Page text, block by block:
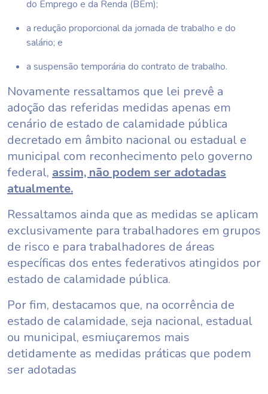
do Emprego e da Renda (BEm);
a redução proporcional da jornada de trabalho e do
salário; e
a suspensão temporária do contrato de trabalho.
Novamente ressaltamos que lei prevê a
adoção das referidas medidas apenas em
cenário de estado de calamidade pública
decretado em âmbito nacional ou estadual e
municipal com reconhecimento pelo governo
federal, assim, não podem ser adotadas
atualmente.
Ressaltamos ainda que as medidas se aplicam
exclusivamente para trabalhadores em grupos
de risco e para trabalhadores de áreas
específicas dos entes federativos atingidos por
estado de calamidade pública.
Por fim, destacamos que, na ocorrência de
estado de calamidade, seja nacional, estadual
ou municipal, esmiuçaremos mais
detidamente as medidas práticas que podem
ser adotadas